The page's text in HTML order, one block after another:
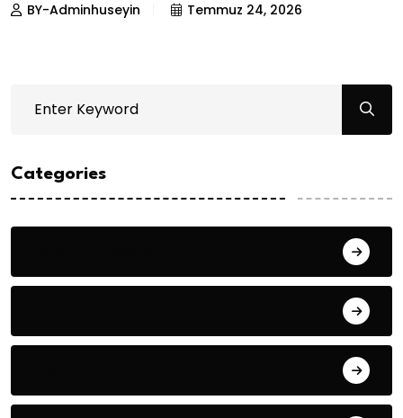
BY-Adminhuseyin Temmuz 24, 2026
Categories